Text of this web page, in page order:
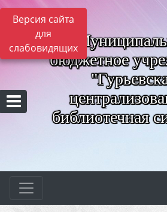
Версия сайта
для
слабовидящих
бюджетное
библиотечная